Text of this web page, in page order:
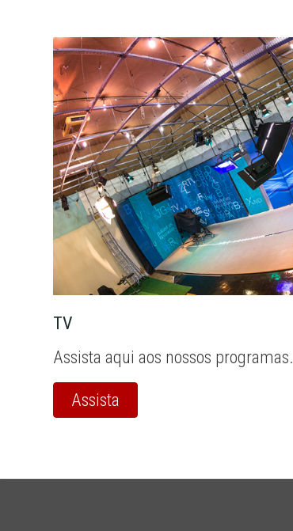
TV
Assista aqui aos nossos programas.
Assista